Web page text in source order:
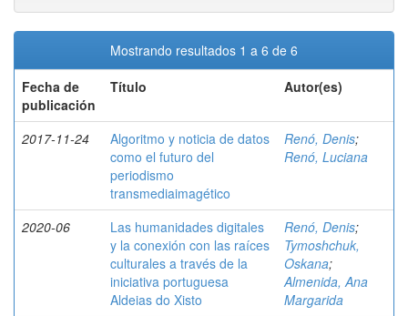
Mostrando resultados 1 a 6 de 6
Fecha de
publicación
Título Autor(es)
2017-11-24
Algoritmo y noticia de datos
como el futuro del
periodismo
transmediaimagético
Renó, Denis;
Renó, Luciana
2020-06
Las humanidades digitales
y la conexión con las raíces
culturales a través de la
iniciativa portuguesa
Aldeias do Xisto
Renó, Denis;
Tymoshchuk,
Oskana;
Almenida, Ana
Margarida